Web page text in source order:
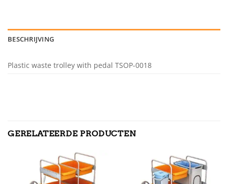
BESCHRIJVING
Plastic waste trolley with pedal TSOP-0018
GERELATEERDE PRODUCTEN